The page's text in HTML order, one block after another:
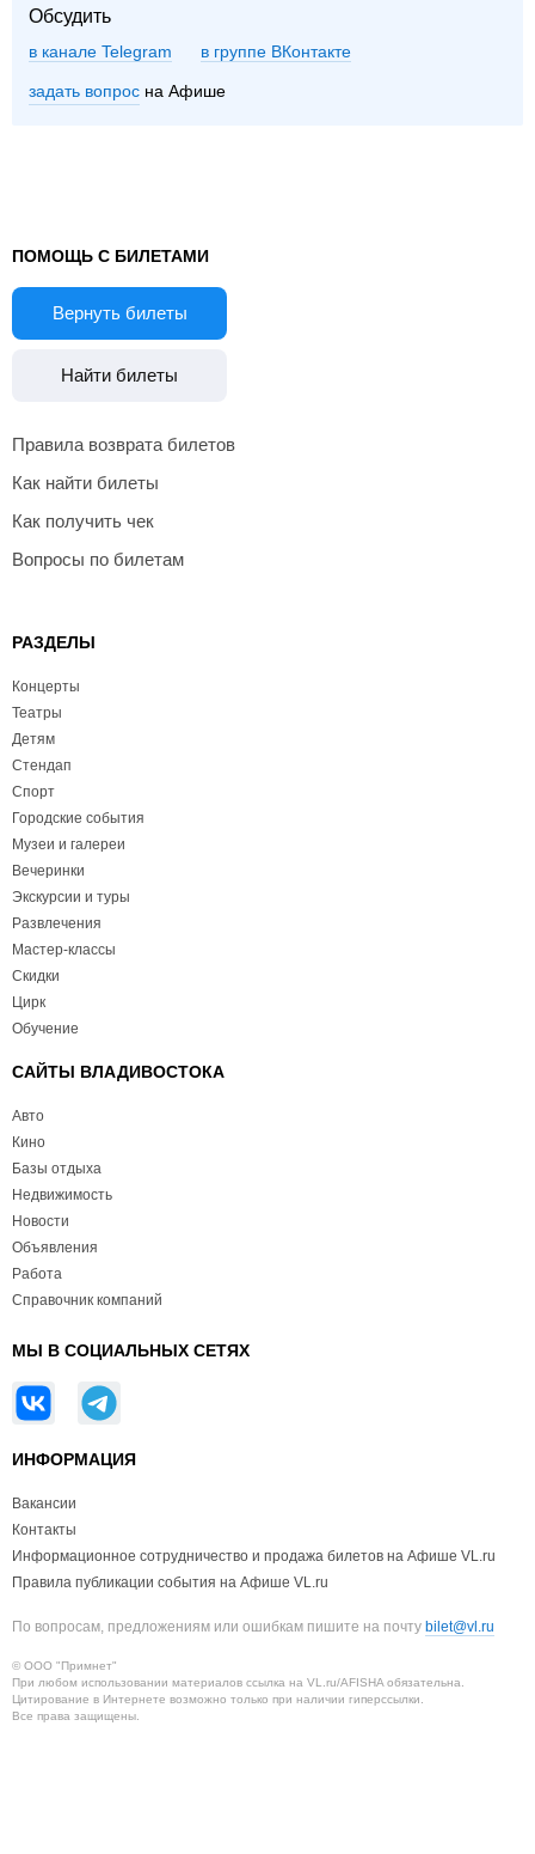
Обсудить
в канале Telegram группе ВКонтакте
задать вопрос на Афише
ПОМОЩЬ С БИЛЕТАМИ
Вернуть билеты
Найти билеты
Правила возврата билетов
Как найти билеты
Как получить чек
Вопросы по билетам
РАЗДЕЛЫ
Концерты
Театры
Детям
Стендап
Спорт
Городские события
Музеи и галереи
Вечеринки
Экскурсии и туры
Развлечения
Мастер-классы
Скидки
Цирк
Обучение
САЙТЫ ВЛАДИВОСТОКА
Авто
Кино
Базы отдыха
Недвижимость
Новости
Объявления
Работа
Справочник компаний
МЫ В СОЦИАЛЬНЫХ СЕТЯХ
ИНФОРМАЦИЯ
Вакансии
Контакты
Информационное сотрудничество и продажа билетов на Афише VL.ru
Правила публикации события на Афише VL.ru
По вопросам, предложениям или ошибкам пишите на почту bilet@vl.ru
© ООО "Примнет"
При любом использовании материалов ссылка на VL.ru/AFISHA обязательна.
Цитирование в Интернете возможно только при наличии гиперссылки.
Все права защищены.